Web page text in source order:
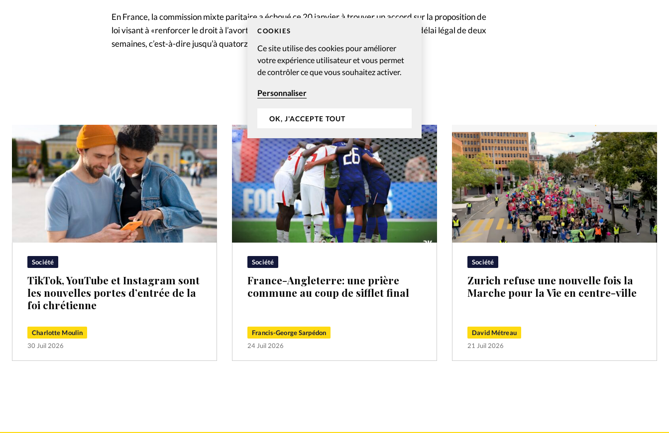
COOKIES
Ce site utilise des cookies pour améliorer
votre expérience utilisateur et vous permet
de contrôler ce que vous souhaitez activer.
Personnaliser
OK, J'ACCEPTE TOUT
En France, la commission mixte paritaire a échoué ce 20 janvier à trouver un accord sur la proposition de
loi visant à «renforcer le droit à l’avortement». Ce texte tend notamment à allonger le délai légal de deux
semaines, c’est-à-dire jusqu’à quatorze semaines de grossesse, trois mois.
Société
TikTok, YouTube et Instagram sont
les nouvelles portes d’entrée de la
foi chrétienne
Charlotte Moulin
30 Juil 2026
Société
France-Angleterre: une prière
commune au coup de sifflet final
Francis-George Sarpédon
24 Juil 2026
Société
Zurich refuse une nouvelle fois la
Marche pour la Vie en centre-ville
David Métreau
21 Juil 2026